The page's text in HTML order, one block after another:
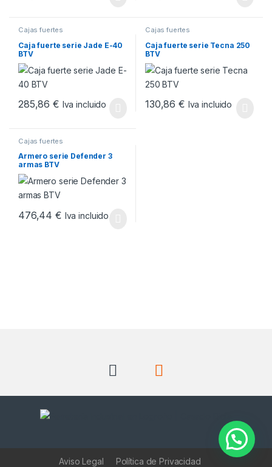
Cajas fuertes
Caja fuerte serie Jade E-40
BTV
285,86€ Iva incluido
Cajas fuertes
Caja fuerte serie Tecna 250
BTV
130,86€ Iva incluido
Cajas fuertes
Armero serie Defender 3
armas BTV
476,44€ Iva incluido
Aviso Legal Política de Privacidad